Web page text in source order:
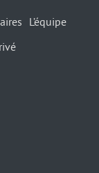
L’équipe